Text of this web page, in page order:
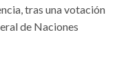
tras una votación
de Naciones